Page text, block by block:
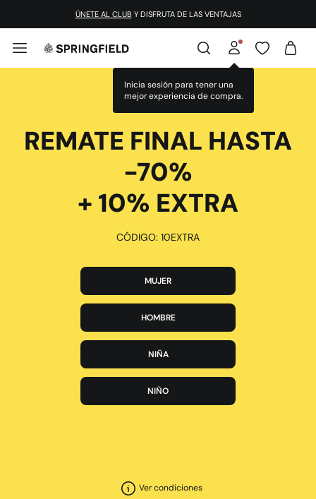
¡DESCARGA LA APP!
REMATE FINAL HASTA
-70%
+ 10% EXTRA
CÓDIGO: 10EXTRA
MUJER
HOMBRE
NIÑA
NIÑO
Ver condiciones